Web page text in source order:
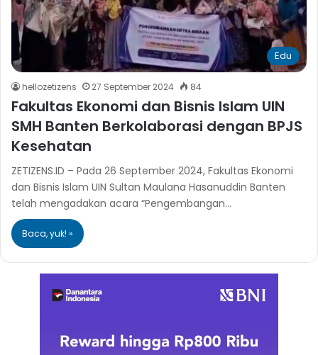
Edu
hellozetizens 27 September 2024 84
Fakultas Ekonomi dan Bisnis Islam UIN
SMH Banten Berkolaborasi dengan BPJS
Kesehatan
ZETIZENS.ID – Pada 26 September 2024, Fakultas Ekonomi
dan Bisnis Islam UIN Sultan Maulana Hasanuddin Banten
telah mengadakan acara “Pengembangan…
Baca, yuk! »